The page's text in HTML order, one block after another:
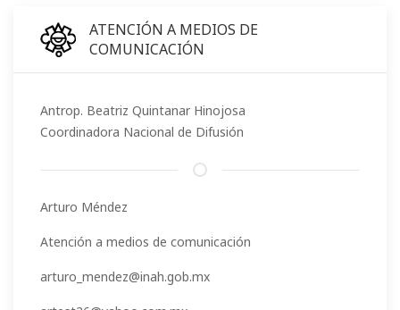
ATENCIÓN A MEDIOS DE
COMUNICACIÓN
Antrop. Beatriz Quintanar Hinojosa
Coordinadora Nacional de Difusión
Arturo Méndez
Atención a medios de comunicación
arturo_mendez@inah.gob.mx